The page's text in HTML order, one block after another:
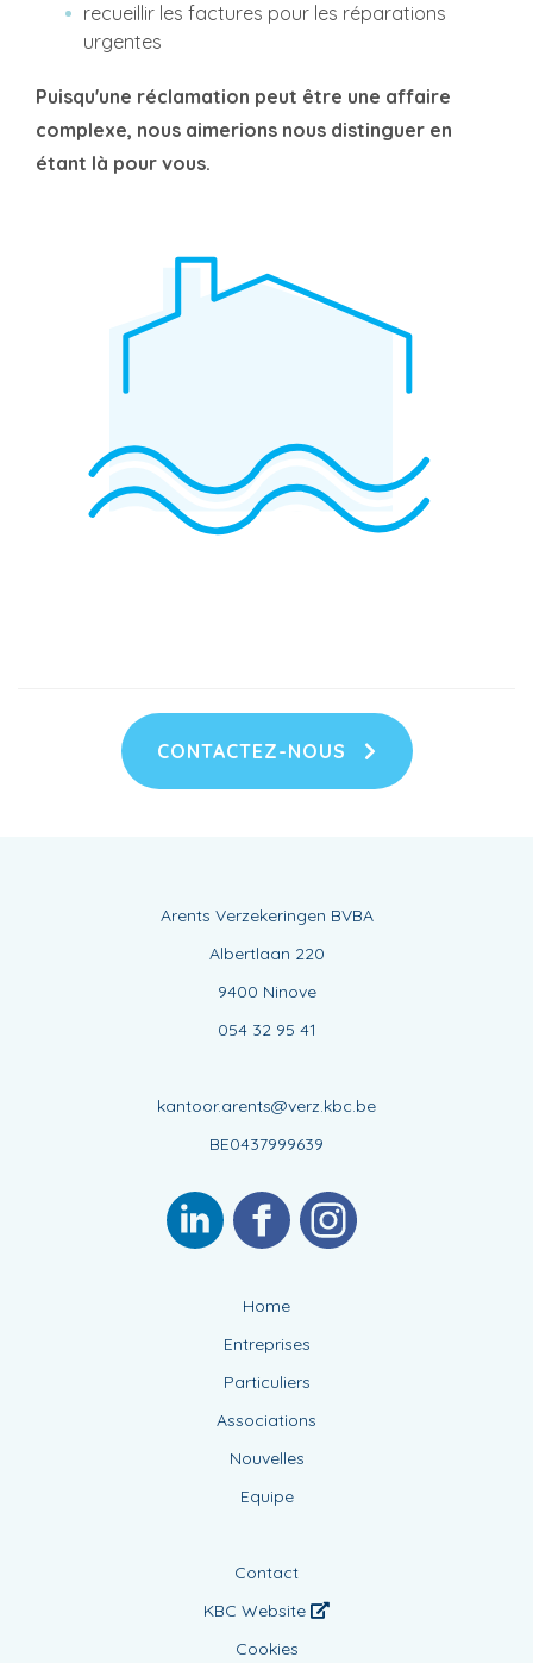
recueillir les factures pour les réparations
urgentes
Puisqu'une réclamation peut être une affaire
complexe, nous aimerions nous distinguer en
étant là pour vous.
CONTACTEZ-NOUS
Arents Verzekeringen BVBA
Albertlaan 220
9400 Ninove
054 32 95 41
kantoor.arents@verz.kbc.be
BE0437999639
Home
Entreprises
Particuliers
Associations
Nouvelles
Equipe
Contact
KBC Website
Cookies